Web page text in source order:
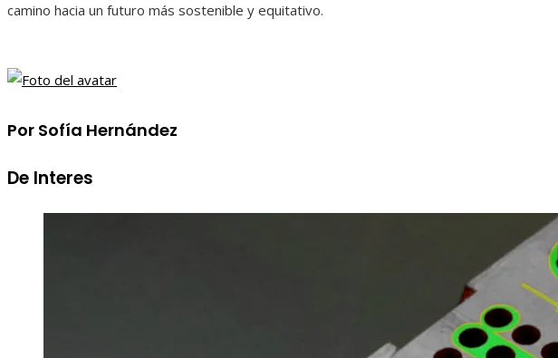
camino hacia un futuro más sostenible y equitativo.
Por Sofía Hernández
De Interes